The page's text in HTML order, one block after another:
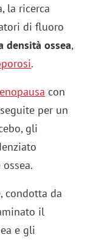
la ricerca
di fluoro
densità ossea,
.
con
per un
gli
condotta da
il
e gli